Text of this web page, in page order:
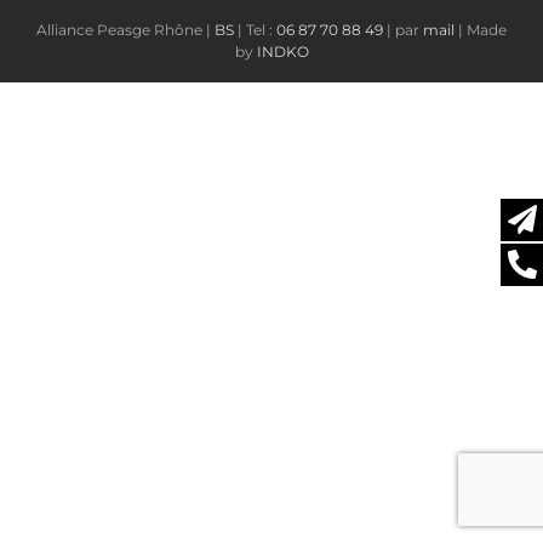
Alliance Peasge Rhône | BS | Tel : 06 87 70 88 49 | par mail | Made
by INDKO